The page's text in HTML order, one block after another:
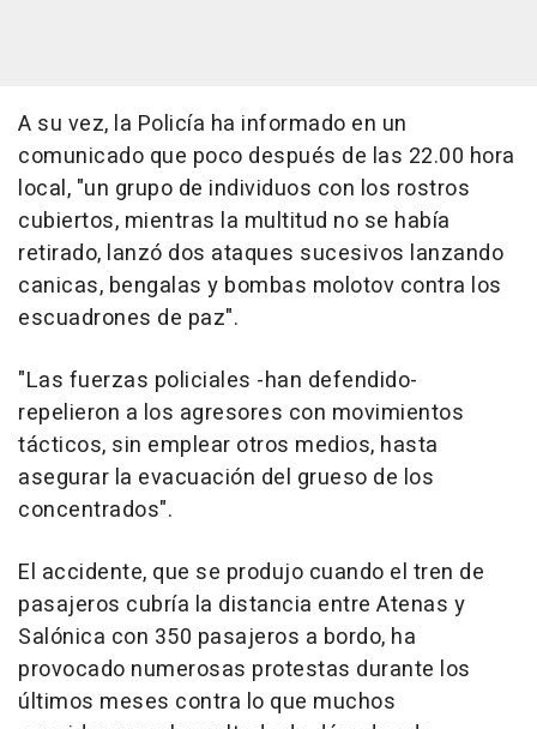
A su vez, la Policía ha informado en un
comunicado que poco después de las 22.00 hora
local, "un grupo de individuos con los rostros
cubiertos, mientras la multitud no se había
retirado, lanzó dos ataques sucesivos lanzando
canicas, bengalas y bombas molotov contra los
escuadrones de paz".
"Las fuerzas policiales -han defendido-
repelieron a los agresores con movimientos
tácticos, sin emplear otros medios, hasta
asegurar la evacuación del grueso de los
concentrados".
El accidente, que se produjo cuando el tren de
pasajeros cubría la distancia entre Atenas y
Salónica con 350 pasajeros a bordo, ha
provocado numerosas protestas durante los
últimos meses contra lo que muchos